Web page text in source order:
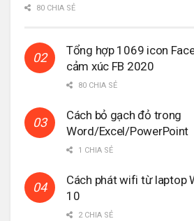
80 CHIA SẺ
Tổng hợp 1069 icon
cảm xúc FB 2020
80 CHIA SẺ
Cách bỏ gạch đỏ trong
Word/Excel/PowerPoint
1 CHIA SẺ
Cách phát wifi từ laptop
10
2 CHIA SẺ